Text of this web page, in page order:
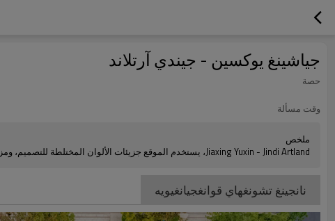
جياشينغ يوكسين - جيندي آرتلاند
حصة
وقت مسألة
ملخص
Jiaxing Yuxin - Jindi Artland، يستخدم الموقع جزيئات الألوان المختلطة للتصميم، ومزيج الألوان المتشابهة، واللون أكثر ثراءً ومتانة.
نانجينغ تشونغهاي قوانغجيانغيويه